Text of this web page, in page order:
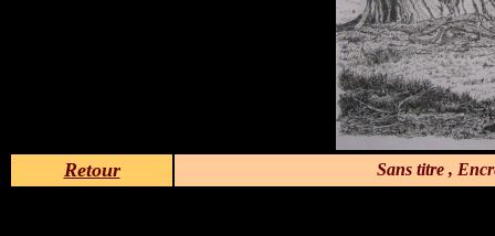
Retour Sans titre ,